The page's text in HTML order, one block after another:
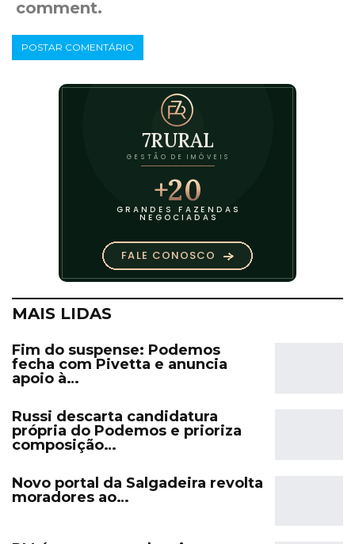
comment.
MAIS LIDAS
Fim do suspense: Podemos
fecha com Pivetta e anuncia
apoio à…
Russi descarta candidatura
própria do Podemos e prioriza
composição…
Novo portal da Salgadeira revolta
moradores ao…